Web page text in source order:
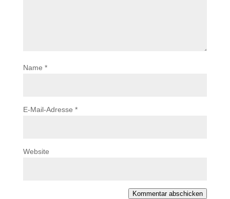
Name *
E-Mail-Adresse *
Website
Kommentar abschicken